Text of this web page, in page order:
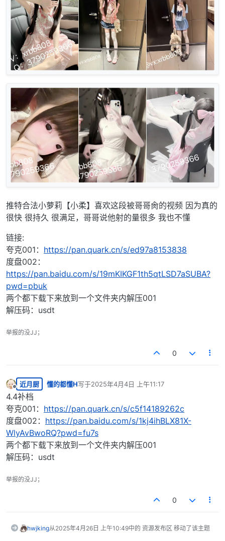
推特合法小萝莉【小柔】喜欢这段被哥哥肏的视频 因为真的
很快 很持久 很满足，哥哥说他射的量很多 我也不懂
链接:
夸克001： https://pan.quark.cn/s/ed97a8153838
度盘002：
https://pan.baidu.com/s/19mKIKGF1th5qtLSD7aSUBA?
pwd=pbuk
两个都下载下来放到一个文件夹内解压001
解压码：usdt
举报的没JJ；
0
离线
近月厨 懂的都懂H写于2025年4月4日 上午11:17
最后由 编辑
4.4补档
夸克001： https://pan.quark.cn/s/c5f14189262c
度盘002： https://pan.baidu.com/s/1kj4ihBLX81X-
WlyAvBwoRQ?pwd=fu7s
两个都下载下来放到一个文件夹内解压001
解压码：usdt
举报的没JJ；
0
hwjking从2025年4月26日 上午10:49中的 资源发布区 移动了该主题